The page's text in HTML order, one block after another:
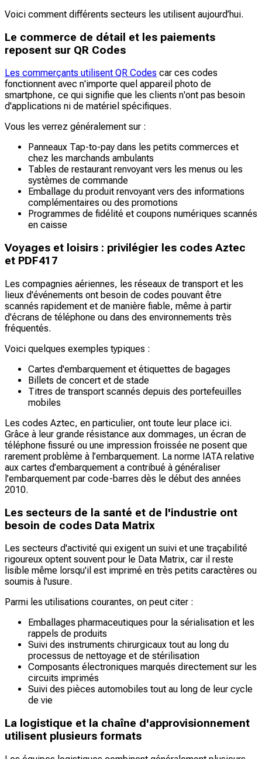
Voici comment différents secteurs les utilisent aujourd’hui.
Le commerce de détail et les paiements
reposent sur QR Codes
Les commerçants utilisent QR Codes car ces codes
fonctionnent avec n'importe quel appareil photo de
smartphone, ce qui signifie que les clients n'ont pas besoin
d'applications ni de matériel spécifiques.
Vous les verrez généralement sur :
Panneaux Tap-to-pay dans les petits commerces et
chez les marchands ambulants
Tables de restaurant renvoyant vers les menus ou les
systèmes de commande
Emballage du produit renvoyant vers des informations
complémentaires ou des promotions
Programmes de fidélité et coupons numériques scannés
en caisse
Voyages et loisirs : privilégier les codes Aztec
et PDF417
Les compagnies aériennes, les réseaux de transport et les
lieux d'événements ont besoin de codes pouvant être
scannés rapidement et de manière fiable, même à partir
d'écrans de téléphone ou dans des environnements très
fréquentés.
Voici quelques exemples typiques :
Cartes d'embarquement et étiquettes de bagages
Billets de concert et de stade
Titres de transport scannés depuis des portefeuilles
mobiles
Les codes Aztec, en particulier, ont toute leur place ici.
Grâce à leur grande résistance aux dommages, un écran de
téléphone fissuré ou une impression froissée ne posent que
rarement problème à l’embarquement. La norme IATA relative
aux cartes d’embarquement a contribué à généraliser
l’embarquement par code-barres dès le début des années
2010.
Les secteurs de la santé et de l'industrie ont
besoin de codes Data Matrix
Les secteurs d'activité qui exigent un suivi et une traçabilité
rigoureux optent souvent pour le Data Matrix, car il reste
lisible même lorsqu'il est imprimé en très petits caractères ou
soumis à l'usure.
Parmi les utilisations courantes, on peut citer :
Emballages pharmaceutiques pour la sérialisation et les
rappels de produits
Suivi des instruments chirurgicaux tout au long du
processus de nettoyage et de stérilisation
Composants électroniques marqués directement sur les
circuits imprimés
Suivi des pièces automobiles tout au long de leur cycle
de vie
La logistique et la chaîne d'approvisionnement
utilisent plusieurs formats